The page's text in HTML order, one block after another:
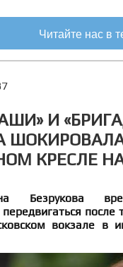
Читайте нас в
И
КРЕСЛЕ
Безрукова
вокзале в